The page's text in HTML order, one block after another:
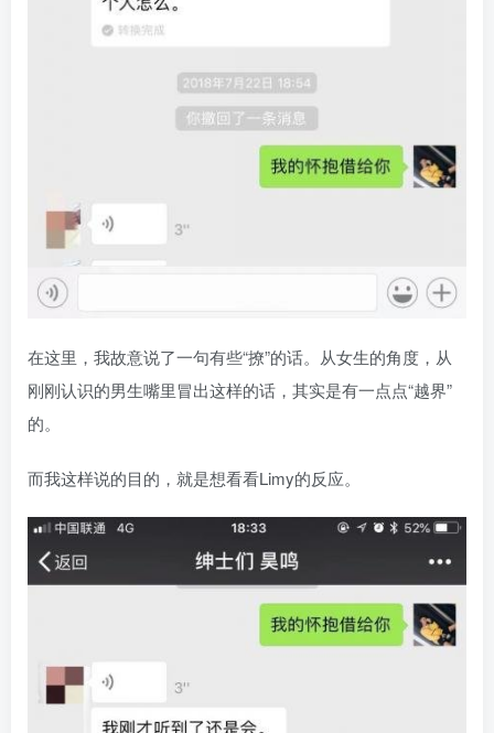
在这里，我故意说了一句有些“撩”的话。从女生的角度，从
刚刚认识的男生嘴里冒出这样的话，其实是有一点点“越界”
的。
而我这样说的目的，就是想看看Limy的反应。